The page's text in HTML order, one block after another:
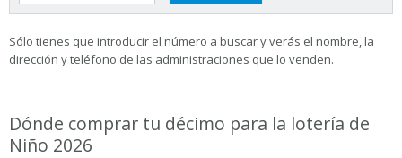
Sólo tienes que introducir el número a buscar y verás el nombre, la
dirección y teléfono de las administraciones que lo venden.
Dónde comprar tu décimo para la lotería de
Niño 2026